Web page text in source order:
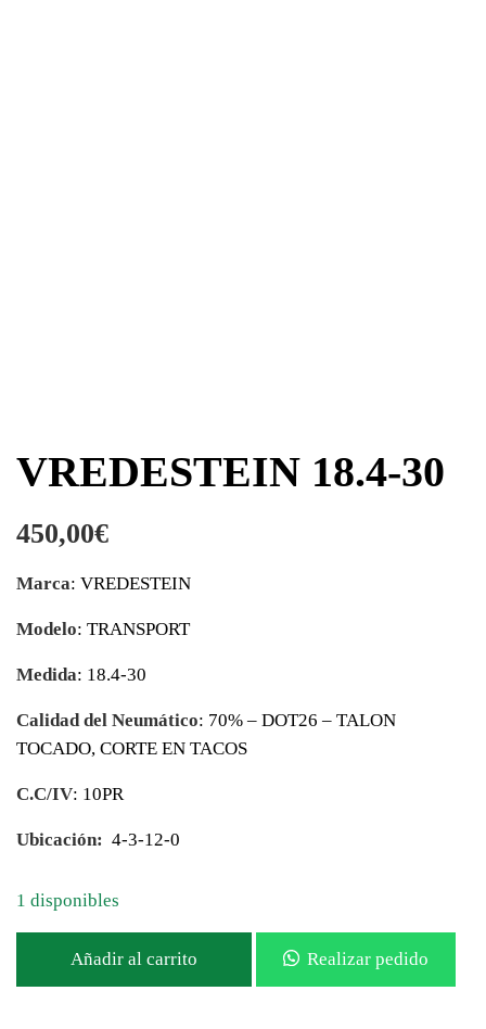
VREDESTEIN 18.4-30
450,00€
Marca: VREDESTEIN
Modelo: TRANSPORT
Medida: 18.4-30
Calidad del Neumático: 70% – DOT26 – TALON
TOCADO, CORTE EN TACOS
C.C/IV: 10PR
Ubicación: 4-3-12-0
1 disponibles
Añadir al carrito Realizar pedido